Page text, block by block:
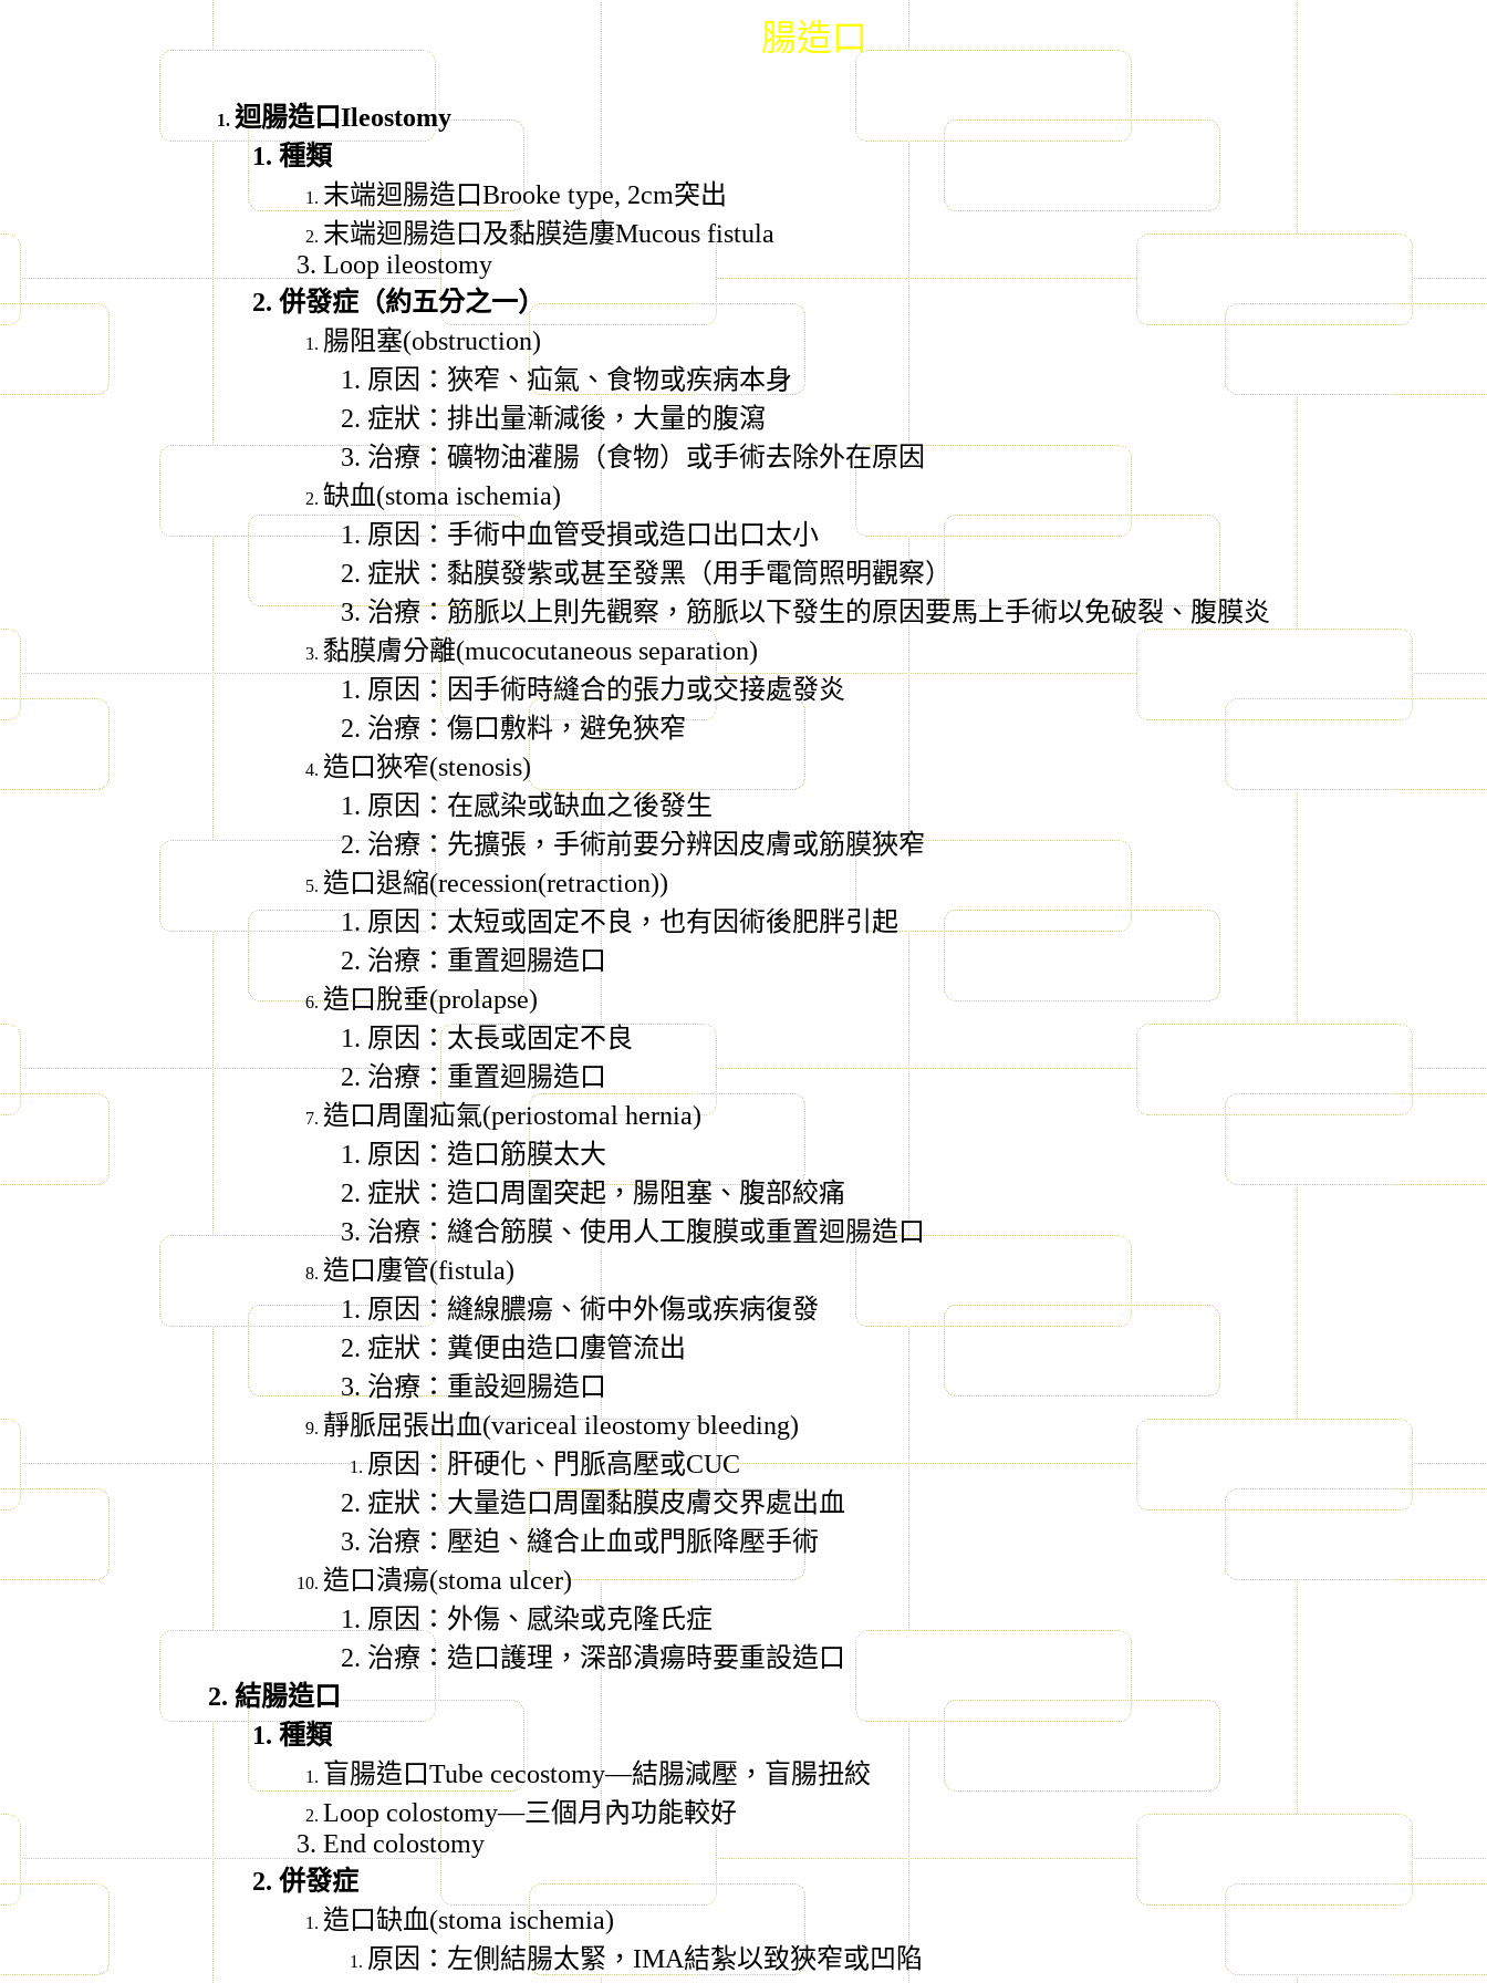
腸造口
迴腸造口Ileostomy
種類
末端迴腸造口Brooke type, 2cm突出
末端迴腸造口及黏膜造廔Mucous fistula
Loop ileostomy
併發症（約五分之一）
腸阻塞(obstruction)
原因：狹窄、疝氣、食物或疾病本身
症狀：排出量漸減後，大量的腹瀉
治療：礦物油灌腸（食物）或手術去除外在原因
缺血(stoma ischemia)
原因：手術中血管受損或造口出口太小
症狀：黏膜發紫或甚至發黑（用手電筒照明觀察）
治療：筋脈以上則先觀察，筋脈以下發生的原因要馬上手術以免破裂、腹膜炎
黏膜膚分離(mucocutaneous separation)
原因：因手術時縫合的張力或交接處發炎
治療：傷口敷料，避免狹窄
造口狹窄(stenosis)
原因：在感染或缺血之後發生
治療：先擴張，手術前要分辨因皮膚或筋膜狹窄
造口退縮(recession(retraction))
原因：太短或固定不良，也有因術後肥胖引起
治療：重置迴腸造口
造口脫垂(prolapse)
原因：太長或固定不良
治療：重置迴腸造口
造口周圍疝氣(periostomal hernia)
原因：造口筋膜太大
症狀：造口周圍突起，腸阻塞、腹部絞痛
治療：縫合筋膜、使用人工腹膜或重置迴腸造口
造口廔管(fistula)
原因：縫線膿瘍、術中外傷或疾病復發
症狀：糞便由造口廔管流出
治療：重設迴腸造口
靜脈屈張出血(variceal ileostomy bleeding)
原因：肝硬化、門脈高壓或CUC
症狀：大量造口周圍黏膜皮膚交界處出血
治療：壓迫、縫合止血或門脈降壓手術
造口潰瘍(stoma ulcer)
原因：外傷、感染或克隆氏症
治療：造口護理，深部潰瘍時要重設造口
結腸造口
種類
盲腸造口Tube cecostomy—結腸減壓，盲腸扭絞
Loop colostomy—三個月內功能較好
End colostomy
併發症
造口缺血(stoma ischemia)
原因：左側結腸太緊， IMA結紮以致狹窄或凹陷